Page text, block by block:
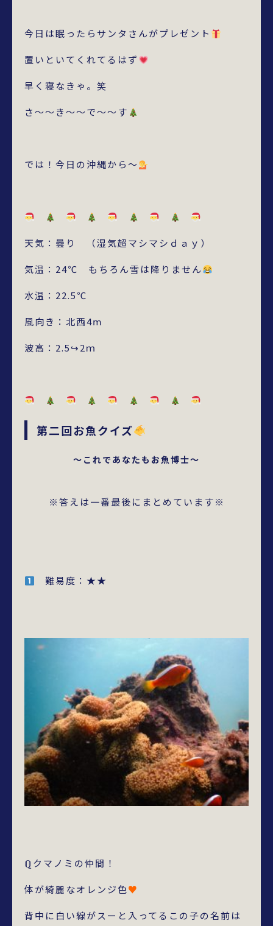
今日は眠ったらサンタさんがプレゼント
置いといてくれてるはず
早く寝なきゃ。笑
さ～～き～～で～～す
では！今日の沖縄から～
天気：曇り （湿気超マシマシｄａｙ）
気温：24℃ もちろん雪は降りません
水温：22.5℃
風向き：北西4ⅿ
波高：2.5↪2ｍ
第二回お魚クイズ
～これであなたもお魚博士～
※答えは一番最後にまとめています※
難易度：★★
ℚクマノミの仲間！
体が綺麗なオレンジ色♥
背中に白い線がスーと入ってるこの子の名前は